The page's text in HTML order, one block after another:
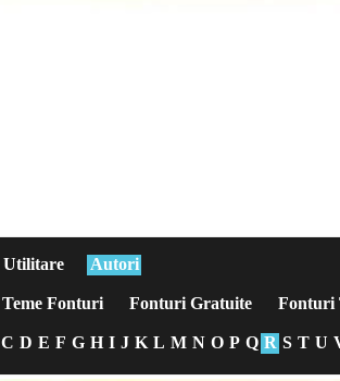
Utilitare Autori
Teme Fonturi Fonturi Gratuite Fonturi
C D E F G H I J K L M N O P Q R S T U